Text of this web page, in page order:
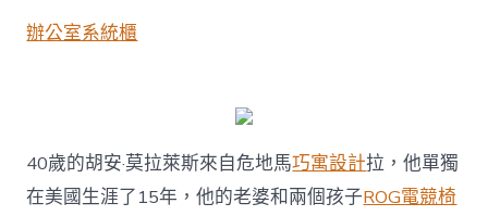
辦公室系統櫃
40歲的胡安·莫拉萊斯來自危地馬巧寓設計拉，他單獨
在美國生涯了15年，他的老婆和兩個孩子ROG電競椅